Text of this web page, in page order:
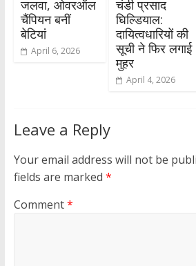
जलवा, ओवरऑल
चैंपियन बनीं
बेटियां
April 6, 2026
चंडी प्रसाद
घिल्डियाल:
दायित्वधारियों की
सूची ने फिर लगाई
मुहर
April 4, 2026
Leave a Reply
Your email address will not be
fields are marked *
Comment*